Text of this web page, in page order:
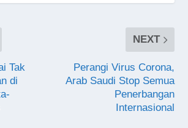
Tak
di
NEXT
Perangi Virus Corona,
Arab Saudi Stop Semua
Penerbangan
Internasional